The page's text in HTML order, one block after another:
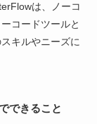
は、ノーコ
コードツールと
キルやニーズに
できること